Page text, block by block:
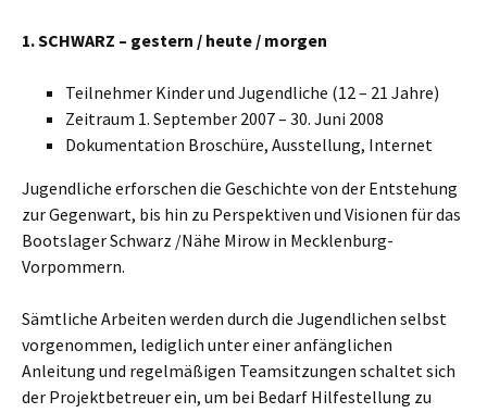
1. SCHWARZ – gestern / heute / morgen
Teilnehmer Kinder und Jugendliche (12 – 21 Jahre)
Zeitraum 1. September 2007 – 30. Juni 2008
Dokumentation Broschüre, Ausstellung, Internet
Jugendliche erforschen die Geschichte von der Entstehung
zur Gegenwart, bis hin zu Perspektiven und Visionen für das
Bootslager Schwarz /Nähe Mirow in Mecklenburg-
Vorpommern.
Sämtliche Arbeiten werden durch die Jugendlichen selbst
vorgenommen, lediglich unter einer anfänglichen
Anleitung und regelmäßigen Teamsitzungen schaltet sich
der Projektbetreuer ein, um bei Bedarf Hilfestellung zu